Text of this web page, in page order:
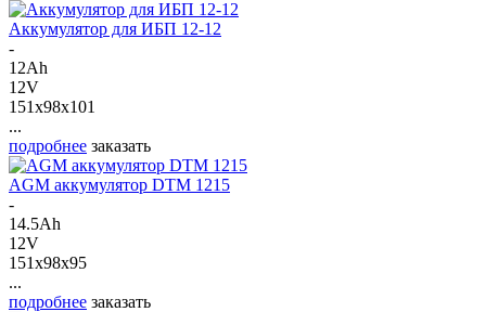
Аккумулятор для ИБП 12-12
-
12Ah
12V
151x98x101
...
подробнее заказать
AGM аккумулятор DTM 1215
-
14.5Ah
12V
151x98x95
...
подробнее заказать